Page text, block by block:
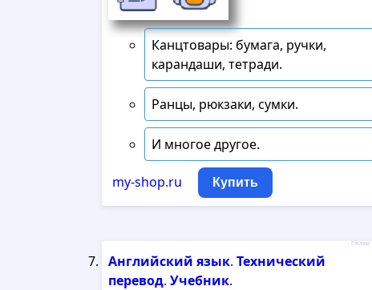
Канцтовары: бумага, ручки,
карандаши, тетради.
Ранцы, рюкзаки, сумки.
И многое другое.
my-shop.ru Купить
Английский язык. Технический
перевод. Учебник.
Реклама